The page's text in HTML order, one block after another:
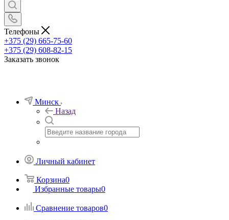
Телефоны
+375 (29) 665-75-60
+375 (29) 608-82-15
Заказать звонок
Минск
Назад
Личный кабинет
Корзина0
Избранные товары0
Сравнение товаров0